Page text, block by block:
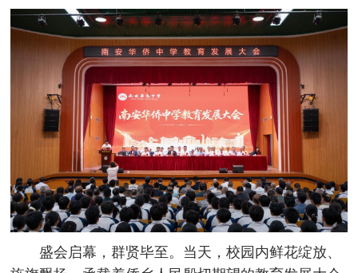
盛会启幕，群贤毕至。当天，校园内鲜花绽放、